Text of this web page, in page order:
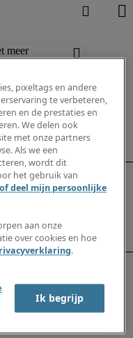
meer
resultaten
pixeltags en andere
te verbeteren,
en de prestaties en
We delen ook
met onze partners
Als we een
wordt dit
het gebruik van
deel mijn persoonlijke
aan onze
over cookies en hoe
.
Ik begrijp